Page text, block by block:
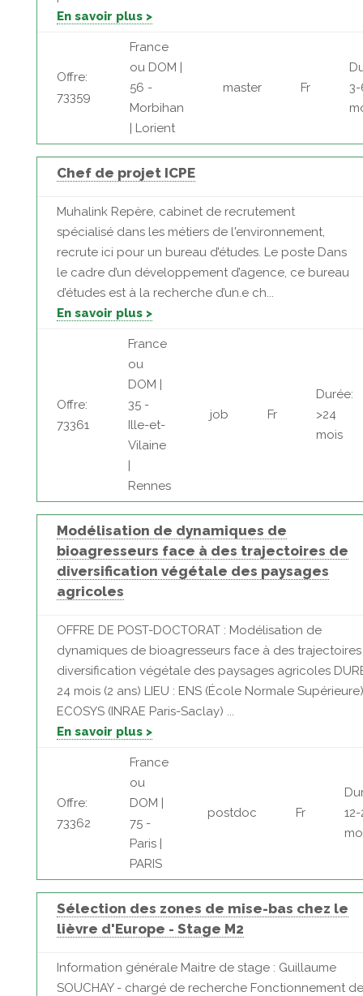
En savoir plus >
Offre:
73359
France
ou DOM |
56 -
Morbihan
| Lorient
master Fr
Chef de projet ICPE
Muhalink Repère, cabinet de recrutement
spécialisé dans les métiers de l'environnement,
recrute ici pour un bureau d’études. Le poste Dans
le cadre d’un développement d’agence, ce bureau
d’études est à la recherche d’un.e ch...
En savoir plus >
Offre:
73361
France
ou
DOM |
35 -
Ille-et-
Vilaine
|
Rennes
job Fr
Durée:
>24
mois
Modélisation de dynamiques de
bioagresseurs face à des trajectoires de
diversification végétale des paysages
agricoles
OFFRE DE POST-DOCTORAT : Modélisation de
dynamiques de bioagresseurs face à des
diversification végétale des paysages agricoles
24 mois (2 ans) LIEU : ENS (École Normale
ECOSYS (INRAE Paris-Saclay) ...
En savoir plus >
Offre:
73362
France
ou
DOM |
75 -
Paris |
PARIS
postdoc Fr
Sélection des zones de mise-bas chez le
lièvre d'Europe - Stage M2
Information générale Maitre de stage : Guillaume
SOUCHAY - chargé de recherche Fonctionnement